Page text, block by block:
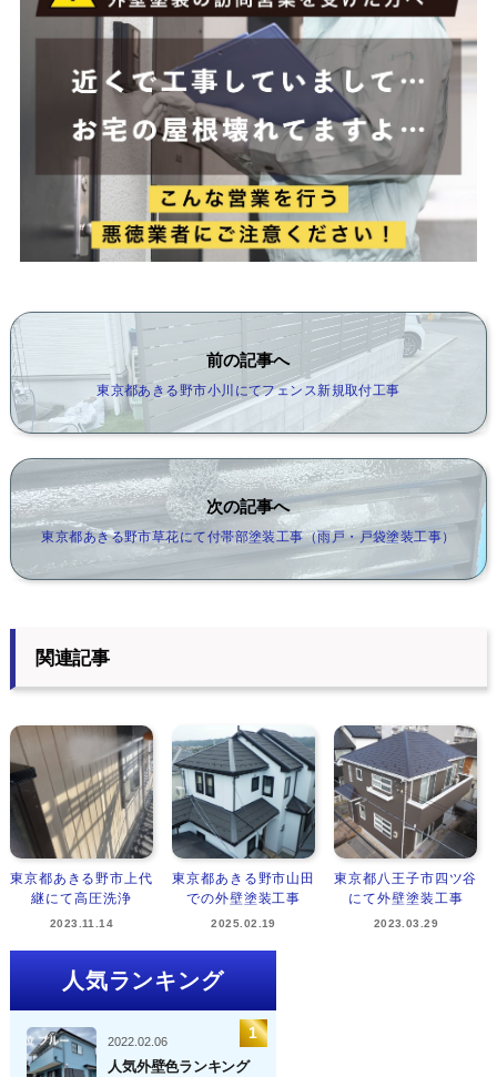
前の記事へ
東京都あきる野市小川にてフェンス新規取付工事
次の記事へ
東京都あきる野市草花にて付帯部塗装工事（雨戸・戸袋塗装工事）
関連記事
東京都あきる野市上代
継にて高圧洗浄
2023.11.14
東京都あきる野市山田
での外壁塗装工事
2025.02.19
東京都八王子市四ツ谷
にて外壁塗装工事
2023.03.29
人気ランキング
2022.02.06
人気外壁色ランキング